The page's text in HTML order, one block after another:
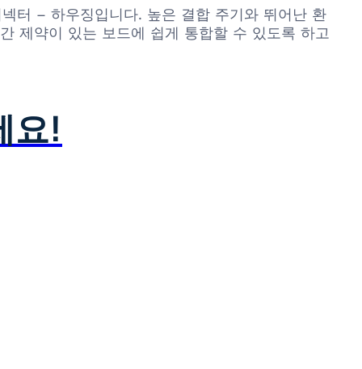
터 – 하우징입니다. 높은 결합 주기와 뛰어난 환
제약이 있는 보드에 쉽게 통합할 수 있도록 하고
요!